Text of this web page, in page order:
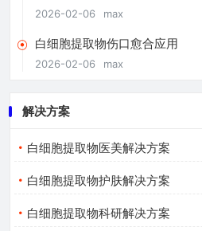
2026-02-06 max
白细胞提取物伤口愈合应用
2026-02-06 max
解决方案
白细胞提取物医美解决方案
白细胞提取物护肤解决方案
白细胞提取物科研解决方案